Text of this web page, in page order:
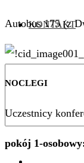
KONTAKT
Autobus 175 (z
NOCLEGI
Uczestnicy
pokój 1-